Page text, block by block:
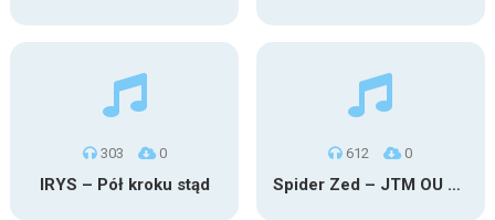
303 0
IRYS – Pół kroku stąd
612 0
Spider Zed – JTM OU TG